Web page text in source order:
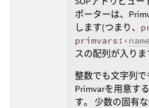
ポーターは、
します(つまり、
primvars:‹ name
スの配列が入りま
整数でも文字列
Primvarを用意す
す。 少数の固有